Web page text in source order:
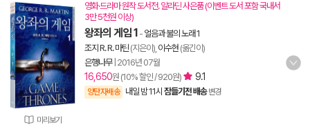
미리보기
영화·드라마 원작 도서전. 알라딘 사은품 (이벤트 도서 포함 국내서
3만 5천원 이상)
왕좌의 게임 1 - 얼음과 불의 노래 1
조지 R. R. 마틴 (지은이), 이수현 (옮긴이)
은행나무| 2016년 07월
16,650원 (10% 할인 / 920원) 9.1
양탄자배송 내일 밤 11시 잠들기전 배송 변경